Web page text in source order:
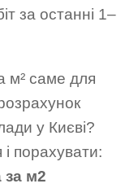
за останні 1–
м² саме для
у Києві?
порахувати:
за м2